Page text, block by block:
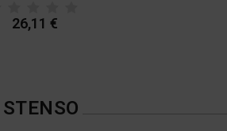
26,11 €
STENSO